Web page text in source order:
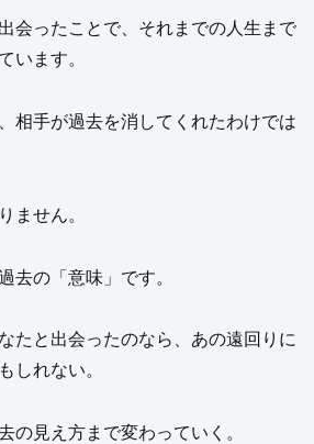
会ったことで、それまでの人生まで
います。
相手が過去を消してくれたわけでは
ません。
去の「意味」です。
たと出会ったのなら、あの遠回りに
しれない。
の見え方まで変わっていく。